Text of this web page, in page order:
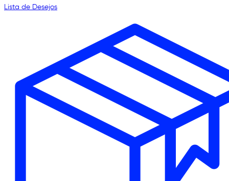
Lista de Desejos